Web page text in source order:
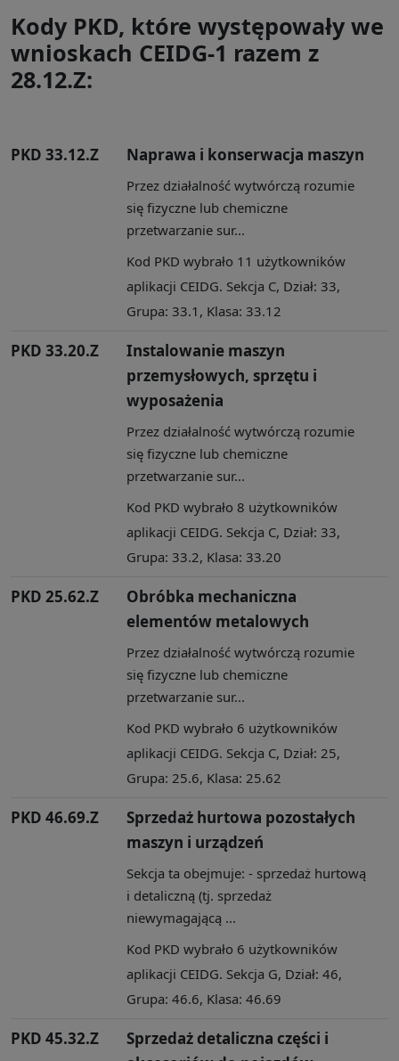
Kody PKD, które występowały we
wnioskach CEIDG-1 razem z
28.12.Z:
PKD 33.12.Z Naprawa i konserwacja maszyn
Przez działalność wytwórczą rozumie
się fizyczne lub chemiczne
przetwarzanie sur...
Kod PKD wybrało 11 użytkowników
aplikacji CEIDG. Sekcja C, Dział: 33,
Grupa: 33.1, Klasa: 33.12
PKD 33.20.Z
Instalowanie maszyn
przemysłowych, sprzętu i
wyposażenia
Przez działalność wytwórczą rozumie
się fizyczne lub chemiczne
przetwarzanie sur...
Kod PKD wybrało 8 użytkowników
aplikacji CEIDG. Sekcja C, Dział: 33,
Grupa: 33.2, Klasa: 33.20
PKD 25.62.Z
Obróbka mechaniczna
elementów metalowych
Przez działalność wytwórczą rozumie
się fizyczne lub chemiczne
przetwarzanie sur...
Kod PKD wybrało 6 użytkowników
aplikacji CEIDG. Sekcja C, Dział: 25,
Grupa: 25.6, Klasa: 25.62
PKD 46.69.Z
Sprzedaż hurtowa pozostałych
maszyn i urządzeń
Sekcja ta obejmuje: - sprzedaż hurtową
i detaliczną (tj. sprzedaż
niewymagającą ...
Kod PKD wybrało 6 użytkowników
aplikacji CEIDG. Sekcja G, Dział: 46,
Grupa: 46.6, Klasa: 46.69
PKD 45.32.Z
Sprzedaż detaliczna części i